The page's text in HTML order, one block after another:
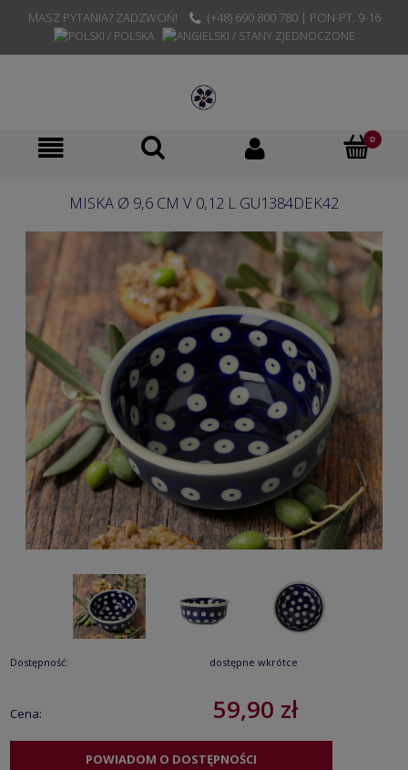
MASZ PYTANIA? ZADZWOŃ! (+48) 690 800 780 | PON-PT. 9-16
MISKA Ø 9,6 CM V 0,12 L GU1384DEK42
Dostępność: dostępne wkrótce
Cena: 59,90 zł
POWIADOM O DOSTĘPNOŚCI